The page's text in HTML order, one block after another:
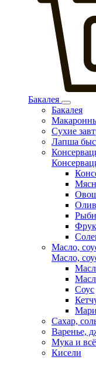
Бакалея
Бакалея
Сухие
Лапша
Масло,
Масло,
Соус
Сахар,
Варенье,
Мука и
Кисели